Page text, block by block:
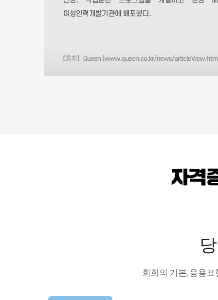
회화의 기본, 응용